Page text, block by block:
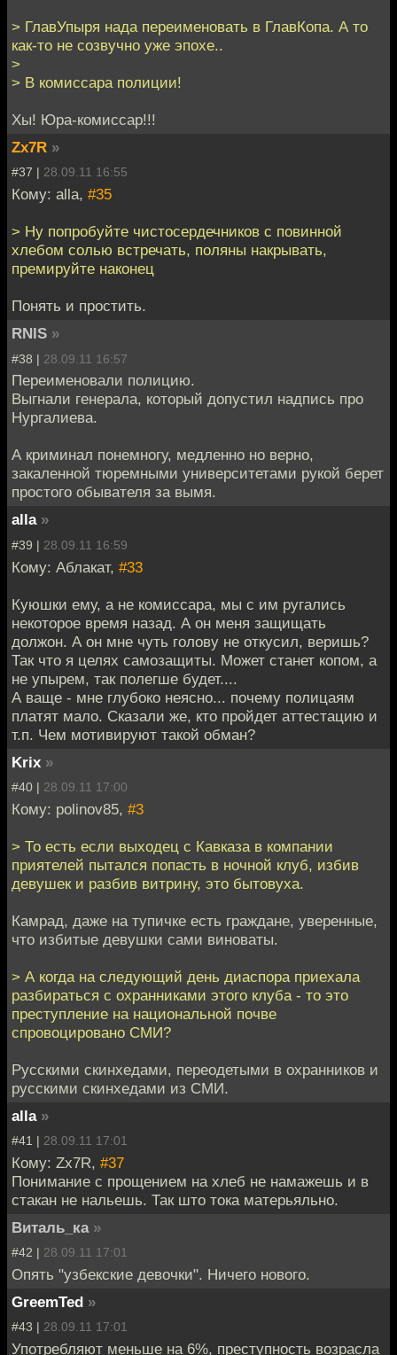
> ГлавУпыря нада переименовать в ГлавКопа. А то
как-то не созвучно уже эпохе..
>
> В комиссара полиции!
Хы! Юра-комиссар!!!
Zx7R »
#37 | 28.09.11 16:55
Кому: alla, #35
> Ну попробуйте чистосердечников с повинной
хлебом солью встречать, поляны накрывать,
премируйте наконец
Понять и простить.
RNIS »
#38 | 28.09.11 16:57
Переименовали полицию.
Выгнали генерала, который допустил надпись про
Нургалиева.
А криминал понемногу, медленно но верно,
закаленной тюремными университетами рукой берет
простого обывателя за вымя.
alla »
#39 | 28.09.11 16:59
Кому: Аблакат, #33
Куюшки ему, а не комиссара, мы с им ругались
некоторое время назад. А он меня защищать
должон. А он мне чуть голову не откусил, веришь?
Так что я целях самозащиты. Может станет копом, а
не упырем, так полегше будет....
А ваще - мне глубоко неясно... почему полицаям
платят мало. Сказали же, кто пройдет аттестацию и
т.п. Чем мотивируют такой обман?
Krix »
#40 | 28.09.11 17:00
Кому: polinov85, #3
> То есть если выходец с Кавказа в компании
приятелей пытался попасть в ночной клуб, избив
девушек и разбив витрину, это бытовуха.
Камрад, даже на тупичке есть граждане, уверенные,
что избитые девушки сами виноваты.
> А когда на следующий день диаспора приехала
разбираться с охранниками этого клуба - то это
преступление на национальной почве
спровоцировано СМИ?
Русскими скинхедами, переодетыми в охранников и
русскими скинхедами из СМИ.
alla »
#41 | 28.09.11 17:01
Кому: Zx7R, #37
Понимание с прощением на хлеб не намажешь и в
стакан не нальешь. Так што тока матерьяльно.
Виталь_ка »
#42 | 28.09.11 17:01
Опять "узбекские девочки". Ничего нового.
GreemTed »
#43 | 28.09.11 17:01
Употребляют меньше на 6%, преступность возрасла